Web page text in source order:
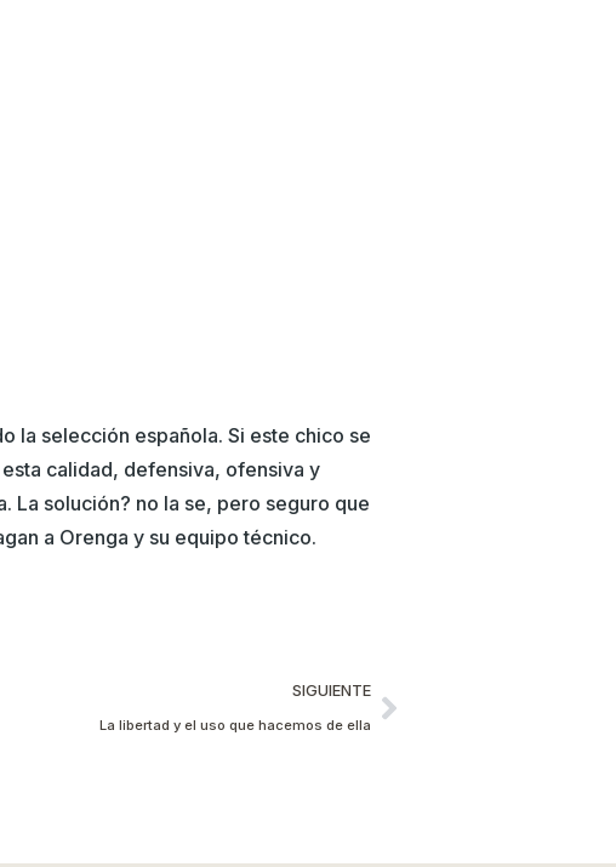
la selección española. Si este chico se
calidad, defensiva, ofensiva y
La solución? no la se, pero seguro que
a Orenga y su equipo técnico.
SIGUIENTE
La libertad y el uso que hacemos de ella